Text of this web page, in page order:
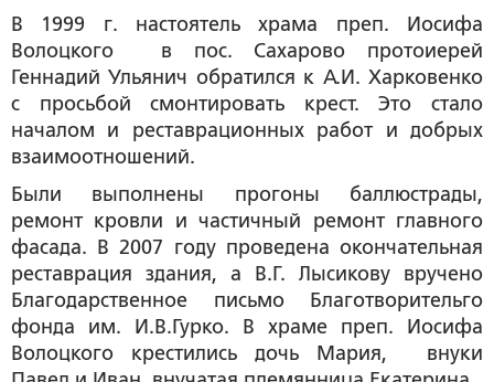
В 1999 г. настоятель храма преп. Иосифа
Волоцкого в пос. Сахарово протоиерей
Геннадий Ульянич обратился к А.И. Харковенко
с просьбой смонтировать крест. Это стало
началом и реставрационных работ и добрых
взаимоотношений.
Были выполнены прогоны баллюстрады,
ремонт кровли и частичный ремонт главного
фасада. В 2007 году проведена окончательная
реставрация здания, а В.Г. Лысикову вручено
Благодарственное письмо Благотворительго
фонда им. И.В.Гурко. В храме преп. Иосифа
Волоцкого крестились дочь Мария, внуки